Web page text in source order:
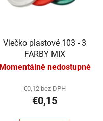
Viečko plastové 103 - 3
FARBY MIX
Momentálně nedostupné
€0,12 bez DPH
€0,15